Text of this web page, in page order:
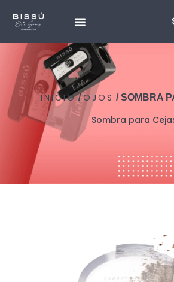
INICIO/OJOS / SOMBRA
Sombra para